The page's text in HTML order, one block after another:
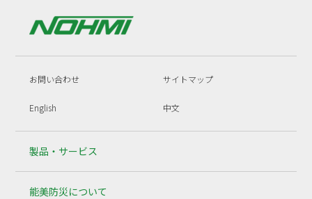
お問い合わせ サイトマップ
English 中文
製品・サービス
能美防災について